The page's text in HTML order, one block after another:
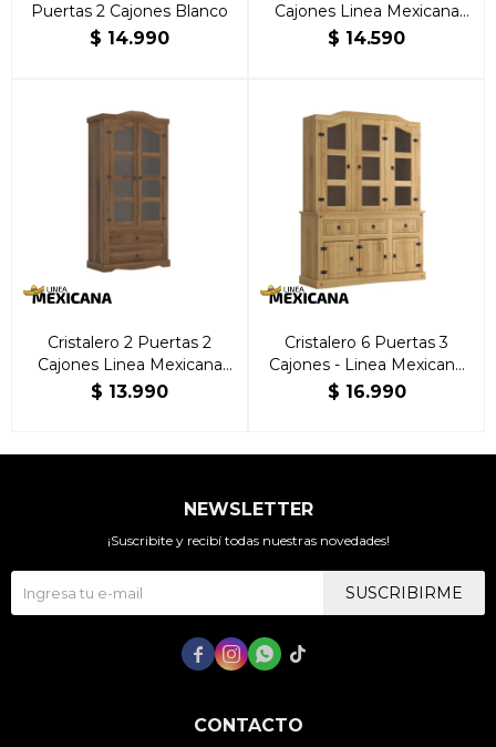
Puertas 2 Cajones Blanco
$ 14.990
Cajones Linea Mexicana
Blanco
$ 14.590
Cristalero 2 Puertas 2
Cajones Linea Mexicana
Nogal
$ 13.990
Cristalero 6 Puertas 3
Cajones - Linea Mexicana
Natural
$ 16.990
CONTACTO
NEWSLETTER
¡Suscribite y recibí todas nuestras novedades!
SUSCRIBIRME
   